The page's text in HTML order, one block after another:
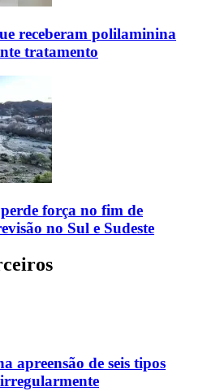
receberam polilaminina
tratamento
força no fim de
no Sul e Sudeste
apreensão de seis tipos